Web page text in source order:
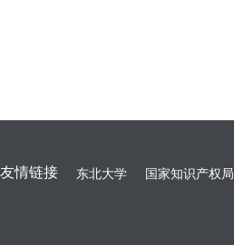
友情链接 东北大学 国家知识产权局